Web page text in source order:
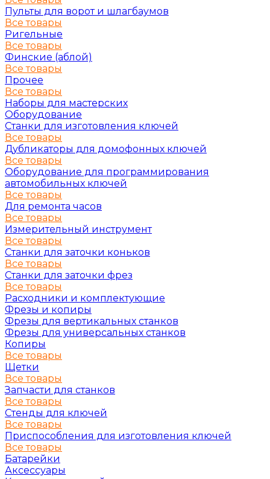
Пульты для ворот и шлагбаумов
Все товары
Ригельные
Все товары
Финские (аблой)
Все товары
Прочее
Все товары
Наборы для мастерских
Оборудование
Станки для изготовления ключей
Все товары
Дубликаторы для домофонных ключей
Все товары
Оборудование для программирования
автомобильных ключей
Все товары
Для ремонта часов
Все товары
Измерительный инструмент
Все товары
Станки для заточки коньков
Все товары
Станки для заточки фрез
Все товары
Расходники и комплектующие
Фрезы и копиры
Фрезы для вертикальных станков
Фрезы для универсальных станков
Копиры
Все товары
Щетки
Все товары
Запчасти для станков
Все товары
Стенды для ключей
Все товары
Приспособления для изготовления ключей
Все товары
Батарейки
Аксессуары